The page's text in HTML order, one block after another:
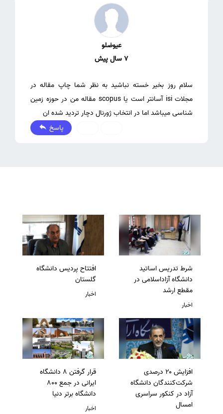
عیوضلو
7 سال پیش
سلام روز بخیر خسته نباشید به نظر شما چاپ مقاله در
مجلات isi آسانتر است یا scopus مقاله من در حوزه زمین
شناسی میباشد اما در انتخاب ژورنال دچار تردید شده ان
پاسخ
شرط تدریس اساتید
دانشگاه آزاداسلامی در
مقطع ارشد
اخبار
افتتاح پردیس دانشگاه
گلستان
اخبار
افزایش ۲۰ درصدی
شرکت‌کنندگان دانشگاه
آزاد در کنکور سراسری
امسال
قرار گرفتن 8 دانشگاه
ایرانی در جمع 800
دانشگاه برتر دنیا
اخبار